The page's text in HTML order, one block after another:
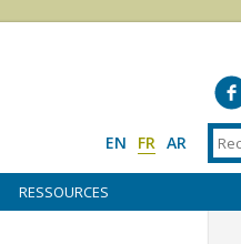
EN FR AR
RESSOURCES